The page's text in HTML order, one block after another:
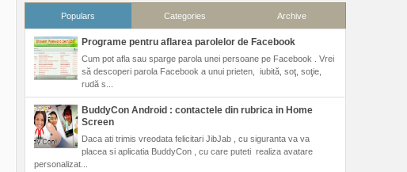
Populars Categories Archive
Programe pentru aflarea parolelor de Facebook
Cum pot afla sau sparge parola unei persoane pe Facebook . Vrei
să descoperi parola Facebook a unui prieten, iubită, soţ, soţie,
rudă s...
BuddyCon Android : contactele din rubrica in Home
Screen
Daca ati trimis vreodata felicitari JibJab , cu siguranta va va
placea si aplicatia BuddyCon , cu care puteti realiza avatare
personalizat...